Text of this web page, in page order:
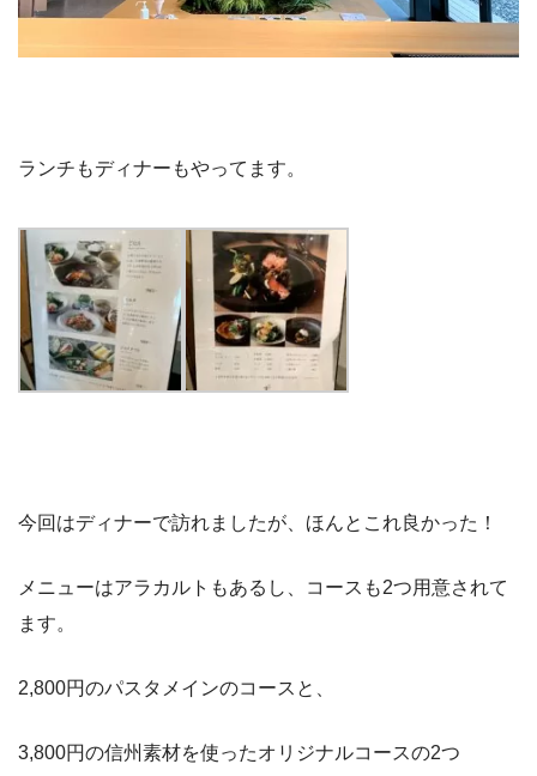
ランチもディナーもやってます。
今回はディナーで訪れましたが、ほんとこれ良かった！
メニューはアラカルトもあるし、コースも2つ用意されて
ます。
2,800円のパスタメインのコースと、
3,800円の信州素材を使ったオリジナルコースの2つ